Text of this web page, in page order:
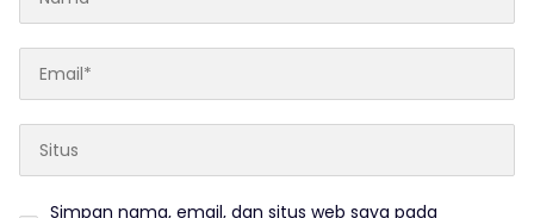
Simpan nama, email, dan situs web saya pada